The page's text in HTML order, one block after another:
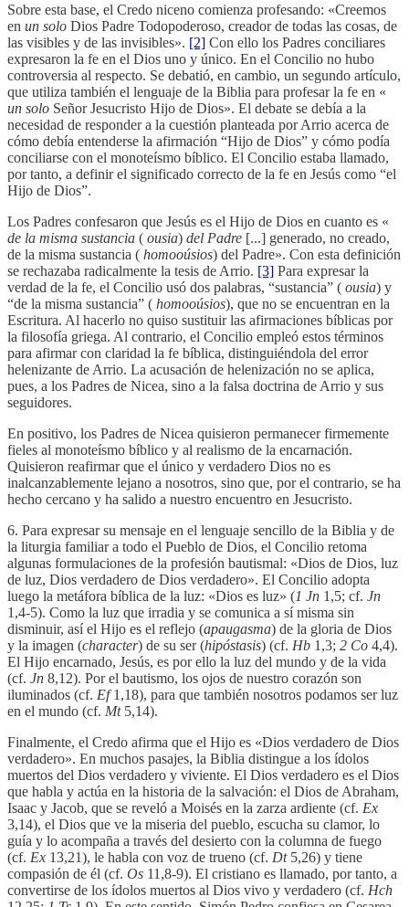
Sobre esta base, el Credo niceno comienza profesando: «Creemos
en un solo Dios Padre Todopoderoso, creador de todas las cosas, de
las visibles y de las invisibles». [2] Con ello los Padres conciliares
expresaron la fe en el Dios uno y único. En el Concilio no hubo
controversia al respecto. Se debatió, en cambio, un segundo artículo,
que utiliza también el lenguaje de la Biblia para profesar la fe en «
un solo Señor Jesucristo Hijo de Dios». El debate se debía a la
necesidad de responder a la cuestión planteada por Arrio acerca de
cómo debía entenderse la afirmación “Hijo de Dios” y cómo podía
conciliarse con el monoteísmo bíblico. El Concilio estaba llamado,
por tanto, a definir el significado correcto de la fe en Jesús como “el
Hijo de Dios”.
Los Padres confesaron que Jesús es el Hijo de Dios en cuanto es «
de la misma sustancia ( ousia) del Padre [...] generado, no creado,
de la misma sustancia ( homooúsios) del Padre». Con esta definición
se rechazaba radicalmente la tesis de Arrio. [3] Para expresar la
verdad de la fe, el Concilio usó dos palabras, “sustancia” ( ousia) y
“de la misma sustancia” ( homooúsios), que no se encuentran en la
Escritura. Al hacerlo no quiso sustituir las afirmaciones bíblicas por
la filosofía griega. Al contrario, el Concilio empleó estos términos
para afirmar con claridad la fe bíblica, distinguiéndola del error
helenizante de Arrio. La acusación de helenización no se aplica,
pues, a los Padres de Nicea, sino a la falsa doctrina de Arrio y sus
seguidores.
En positivo, los Padres de Nicea quisieron permanecer firmemente
fieles al monoteísmo bíblico y al realismo de la encarnación.
Quisieron reafirmar que el único y verdadero Dios no es
inalcanzablemente lejano a nosotros, sino que, por el contrario, se ha
hecho cercano y ha salido a nuestro encuentro en Jesucristo.
6. Para expresar su mensaje en el lenguaje sencillo de la Biblia y de
la liturgia familiar a todo el Pueblo de Dios, el Concilio retoma
algunas formulaciones de la profesión bautismal: «Dios de Dios, luz
de luz, Dios verdadero de Dios verdadero». El Concilio adopta
luego la metáfora bíblica de la luz: «Dios es luz» (1 Jn 1,5; cf. Jn
1,4-5). Como la luz que irradia y se comunica a sí misma sin
disminuir, así el Hijo es el reflejo (apaugasma) de la gloria de Dios
y la imagen (character) de su ser (hipóstasis) (cf. Hb 1,3; 2 Co 4,4).
El Hijo encarnado, Jesús, es por ello la luz del mundo y de la vida
(cf. Jn 8,12). Por el bautismo, los ojos de nuestro corazón son
iluminados (cf. Ef1,18), para que también nosotros podamos ser luz
en el mundo (cf. Mt5,14).
Finalmente, el Credo afirma que el Hijo es «Dios verdadero de Dios
verdadero». En muchos pasajes, la Biblia distingue a los ídolos
muertos del Dios verdadero y viviente. El Dios verdadero es el Dios
que habla y actúa en la historia de la salvación: el Dios de Abraham,
Isaac y Jacob, que se reveló a Moisés en la zarza ardiente (cf. Ex
3,14), el Dios que ve la miseria del pueblo, escucha su clamor, lo
guía y lo acompaña a través del desierto con la columna de fuego
(cf. Ex 13,21), le habla con voz de trueno (cf. Dt5,26) y tiene
compasión de él (cf. Os 11,8-9). El cristiano es llamado, por tanto, a
convertirse de los ídolos muertos al Dios vivo y verdadero (cf. Hch